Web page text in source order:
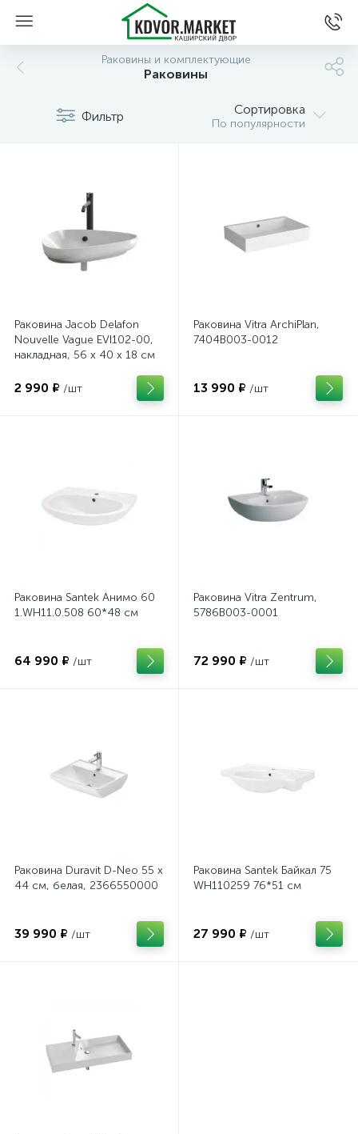
Раковины и комплектующие
Раковины
Фильтр Сортировка
По популярности
Раковина Jacob Delafon
Nouvelle Vague EVI102-00,
накладная, 56 х 40 х 18 см
2 990 ₽ /шт
Раковина Vitra ArchiPlan,
7404B003-0012
13 990 ₽ /шт
Раковина Santek Анимо 60
1.WH11.0.508 60*48 см
64 990 ₽ /шт
Раковина Vitra Zentrum,
5786B003-0001
72 990 ₽ /шт
Раковина Duravit D-Neo 55 x
44 см, белая, 2366550000
39 990 ₽ /шт
Раковина Santek Байкал 75
WH110259 76*51 см
27 990 ₽ /шт